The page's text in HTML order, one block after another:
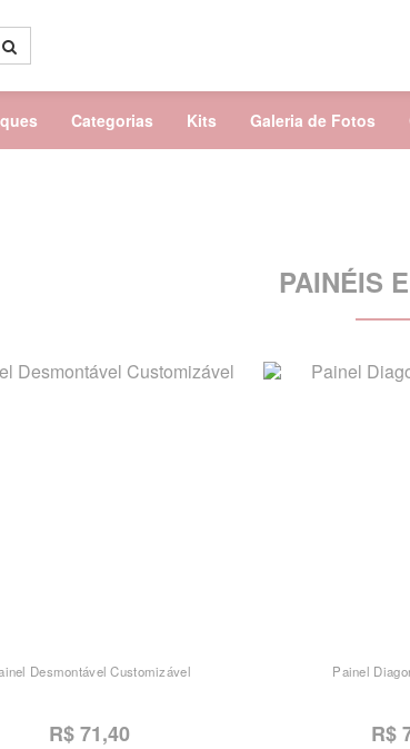
Categorias Kits Galeria de Fotos
PAINÉIS
Desmontável Customizável
R$ 71,40
Painel
R$